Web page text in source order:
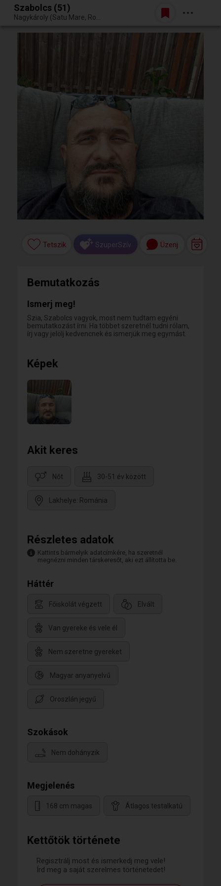
Egy jó randiból bármi lehet.
Belépés
Szabolcs (51)
Kettőtök története
Regisztrálj most és ismerkedj meg vele!
Írd meg a saját szerelmes történetedet!
Tetszik SzuperSzív Üzenj
Bemutatkozás
Ismerj meg!
Szia, Szabolcs vagyok, most nem tudtam egyéni
bemutatkozást írni. Ha többet szeretnél tudni rólam,
írj vagy jelölj kedvencnek és ismerjük meg egymást.
Képek
Akit keres
Nőt 30-51 év között
Lakhelye: Románia
Részletes adatok
Kattints bármelyik adatcímkére, ha szeretnél
megnézni minden társkeresőt, aki ezt állította be.
Háttér
Főiskolát végzett Elvált
Van gyereke és vele él
Nem szeretne gyereket
Magyar anyanyelvű
Oroszlán jegyű
Szokások
Nem dohányzik
Megjelenés
168 cm magas Átlagos testalkatú